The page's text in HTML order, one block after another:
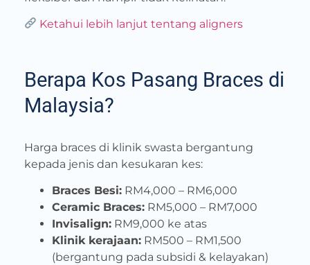
Ketahui lebih lanjut tentang aligners
Berapa Kos Pasang Braces di
Malaysia?
Harga braces di klinik swasta bergantung
kepada jenis dan kesukaran kes:
Braces Besi: RM4,000 – RM6,000
Ceramic Braces: RM5,000 – RM7,000
Invisalign: RM9,000 ke atas
Klinik kerajaan: RM500 – RM1,500
(bergantung pada subsidi & kelayakan)